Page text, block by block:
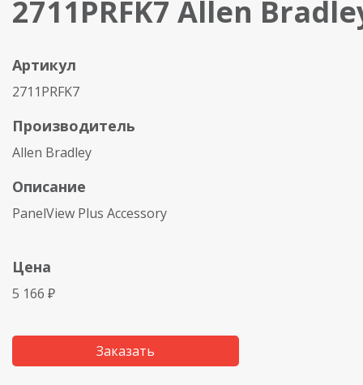
2711PRFK7 Allen
Артикул
2711PRFK7
Производитель
Allen Bradley
Описание
PanelView Plus Accessory
Цена
5 166 ₽
Заказать